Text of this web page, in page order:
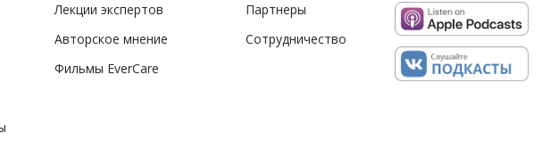
Лекции экспертов
Авторское мнение
Фильмы EverCare
Партнеры
Сотрудничество